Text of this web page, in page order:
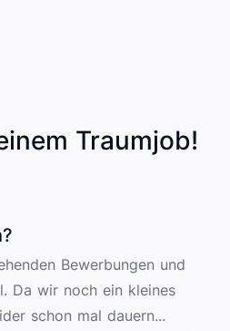
Traumjob!
Bewerbungen und
Da wir noch ein kleines
schon mal dauern...